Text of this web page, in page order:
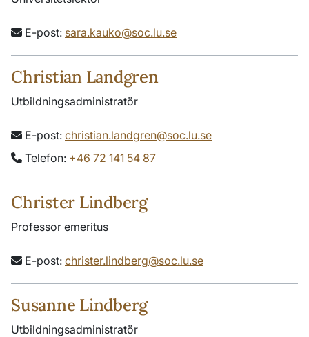
E-post: sara.kauko@soc.lu.se
Christian Landgren
Utbildningsadministratör
E-post: christian.landgren@soc.lu.se
Telefon: +46 72 141 54 87
Christer Lindberg
Professor emeritus
E-post: christer.lindberg@soc.lu.se
Susanne Lindberg
Utbildningsadministratör